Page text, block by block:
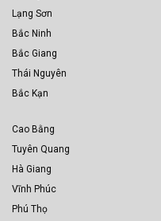
Lạng Sơn
Bắc Ninh
Bắc Giang
Thái Nguyên
Bắc Kạn
Cao Bằng
Tuyên Quang
Hà Giang
Vĩnh Phúc
Phú Thọ